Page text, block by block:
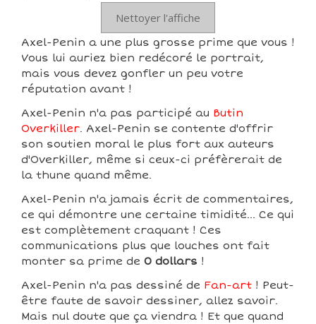
Nettoyer l'affiche
Axel-Penin a une plus grosse prime que vous !
Vous lui auriez bien redécoré le portrait,
mais vous devez gonfler un peu votre
réputation avant !
Axel-Penin n'a pas participé au Butin
Overkiller. Axel-Penin se contente d'offrir
son soutien moral le plus fort aux auteurs
d'Overkiller, même si ceux-ci préfèrerait de
la thune quand même.
Axel-Penin n'a jamais écrit de commentaires,
ce qui démontre une certaine timidité... Ce qui
est complètement craquant ! Ces
communications plus que louches ont fait
monter sa prime de 0 dollars !
Axel-Penin n'a pas dessiné de Fan-art ! Peut-
être faute de savoir dessiner, allez savoir.
Mais nul doute que ça viendra ! Et que quand